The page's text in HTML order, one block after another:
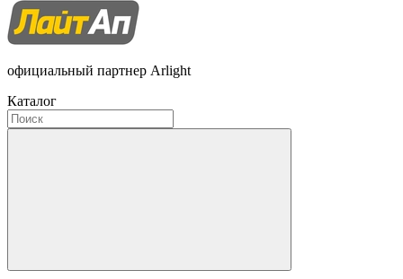
официальный партнер Arlight
Каталог